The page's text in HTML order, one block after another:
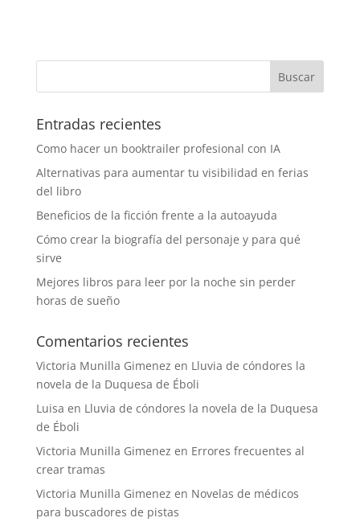
Entradas recientes
Como hacer un booktrailer profesional con IA
Alternativas para aumentar tu visibilidad en ferias
del libro
Beneficios de la ficción frente a la autoayuda
Cómo crear la biografía del personaje y para qué
sirve
Mejores libros para leer por la noche sin perder
horas de sueño
Comentarios recientes
Victoria Munilla Gimenez en Lluvia de cóndores la
novela de la Duquesa de Éboli
Luisa en Lluvia de cóndores la novela de la Duquesa
de Éboli
Victoria Munilla Gimenez en Errores frecuentes al
crear tramas
Victoria Munilla Gimenez en Novelas de médicos
para buscadores de pistas